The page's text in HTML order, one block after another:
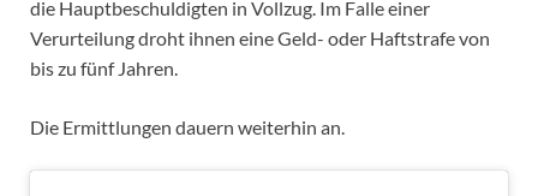
die Hauptbeschuldigten in Vollzug. Im Falle einer
Verurteilung droht ihnen eine Geld- oder Haftstrafe von
bis zu fünf Jahren.
Die Ermittlungen dauern weiterhin an.